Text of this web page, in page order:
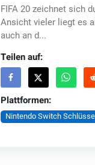
FIFA 20 zeichnet sich
Ansicht vieler liegt es
auch an d...
Teilen auf:
Plattformen:
Nintendo Switch Schlüssel